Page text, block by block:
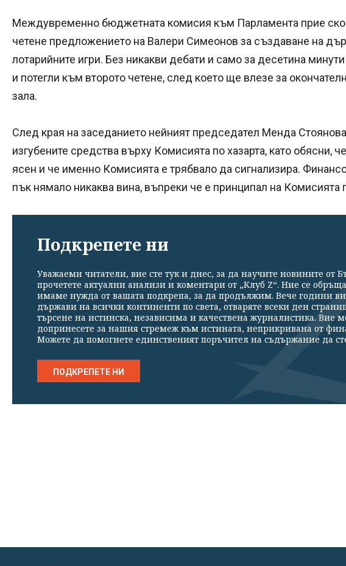
Междувременно бюджетната комисия към Парламента прие
четене предложението на Валери Симеонов за създаване на
лотарийните игри. Без никакви дебати и само за десетина
и потегли към второто четене, след което ще влезе за
зала.
След края на заседанието нейният председател Менда
изгубените средства върху Комисията по хазарта, като обясни,
ясен и че именно Комисията е трябвало да сигнализира.
пък нямало никаква вина, въпреки че е принципал на Комисията
Подкрепете ни
Уважаеми читатели, вие сте тук и днес, за да научите новините от
прочетете актуални анализи и коментари от „Клуб Z“. Ние се
имаме нужда от вашата подкрепа, за да продължим. Вече години
държави на всички континенти по света, отваряте всеки ден
търсене на истинска, независима и качествена журналистика. Вие
допринесете за нашия стремеж към истината, неприкривана от
Можете да помогнете единственият поръчител на съдържание да
ПОДКРЕПЕТЕ НИ